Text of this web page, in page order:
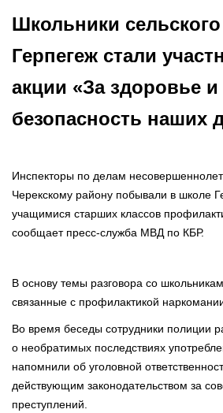
Школьники
Герпегеж стали
акции «За здоровье и
безопасность наших
Инспекторы по делам
Черекскому району побывали в школе
учащимися старших классов
сообщает пресс-служба МВД по КБР.
В основу темы разговора со
связанные с профилактикой
Во время беседы сотрудники полиции
о необратимых последствиях
напомнили об уголовной
действующим законодательством за
преступлений.